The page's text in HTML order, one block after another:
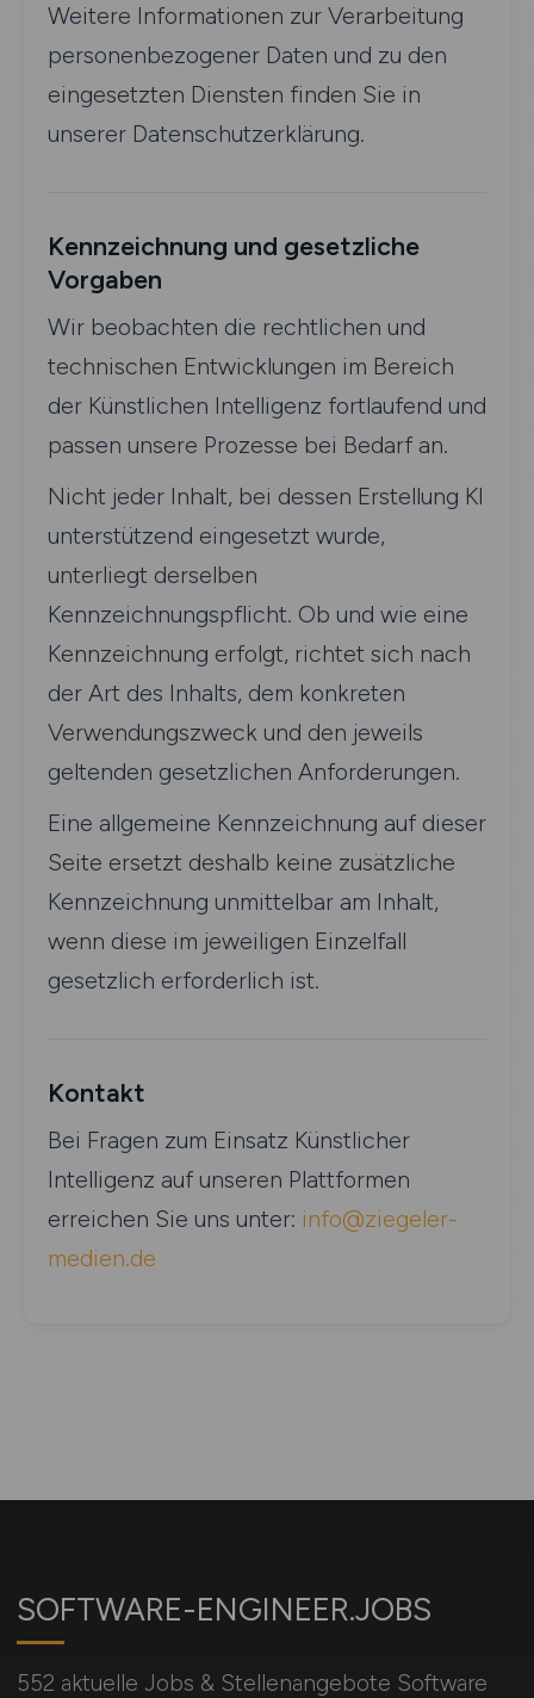
Weitere Informationen zur Verarbeitung
personenbezogener Daten und zu den
eingesetzten Diensten finden Sie in
unserer Datenschutzerklärung.
Kennzeichnung und gesetzliche
Vorgaben
Wir beobachten die rechtlichen und
technischen Entwicklungen im Bereich
der Künstlichen Intelligenz fortlaufend und
passen unsere Prozesse bei Bedarf an.
Nicht jeder Inhalt, bei dessen Erstellung KI
unterstützend eingesetzt wurde,
unterliegt derselben
Kennzeichnungspflicht. Ob und wie eine
Kennzeichnung erfolgt, richtet sich nach
der Art des Inhalts, dem konkreten
Verwendungszweck und den jeweils
geltenden gesetzlichen Anforderungen.
Eine allgemeine Kennzeichnung auf dieser
Seite ersetzt deshalb keine zusätzliche
Kennzeichnung unmittelbar am Inhalt,
wenn diese im jeweiligen Einzelfall
gesetzlich erforderlich ist.
Kontakt
Bei Fragen zum Einsatz Künstlicher
Intelligenz auf unseren Plattformen
erreichen Sie uns unter: info@ziegeler-
medien.de
SOFTWARE-ENGINEER.JOBS
552 aktuelle Jobs & Stellenangebote Software